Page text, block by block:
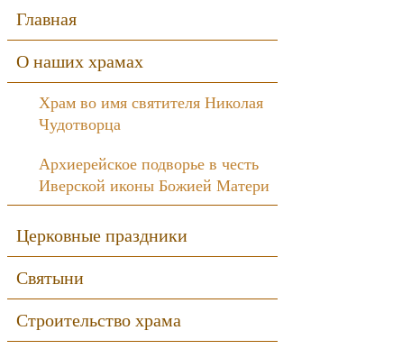
Sidebar
Главная
О наших храмах
Храм во имя святителя Николая
Чудотворца
Архиерейское подворье в честь
Иверской иконы Божией Матери
Церковные праздники
Святыни
Строительство храма